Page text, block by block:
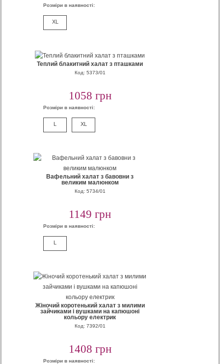
Розміри в наявності:
XL
Теплий блакитний халат з пташками
Код: 5373/01
1058 грн
Розміри в наявності:
L XL
Вафельний халат з бавовни з
великим малюнком
Код: 5734/01
1149 грн
Розміри в наявності:
L
Жіночий коротенький халат з милими
зайчиками і вушками на капюшоні
кольору електрик
Код: 7392/01
1408 грн
Розміри в наявності: